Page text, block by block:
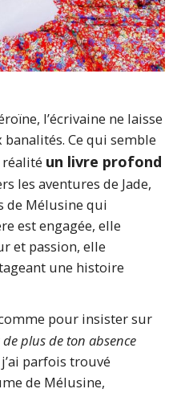
l’écrivaine ne laisse
Ce qui semble
un livre profond
les aventures de Jade,
de Mélusine qui
est engagée, elle
et passion, elle
une histoire
pour insister sur
plus de ton absence
parfois trouvé
de Mélusine,